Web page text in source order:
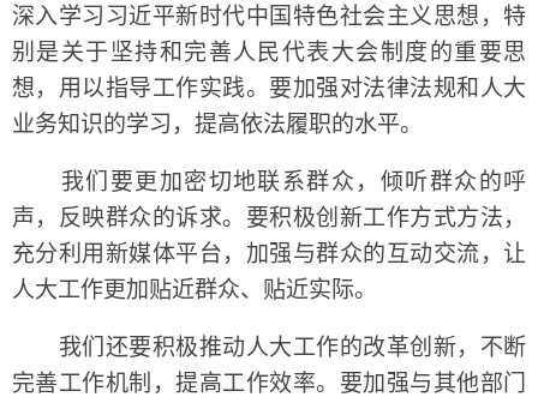
深入学习习近平新时代中国特色社会主义思想，特
别是关于坚持和完善人民代表大会制度的重要思
想，用以指导工作实践。要加强对法律法规和人大
业务知识的学习，提高依法履职的水平。
我们要更加密切地联系群众，倾听群众的呼
声，反映群众的诉求。要积极创新工作方式方法，
充分利用新媒体平台，加强与群众的互动交流，让
人大工作更加贴近群众、贴近实际。
我们还要积极推动人大工作的改革创新，不断
完善工作机制，提高工作效率。要加强与其他部门